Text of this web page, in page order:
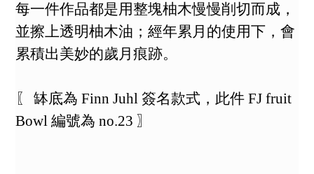
每一件作品都是用整塊柚木慢慢削切而成，
並擦上透明柚木油；經年累月的使用下，會
累積出美妙的歲月痕跡。
〖 缽底為 Finn Juhl 簽名款式，此件 FJ fruit
Bowl 編號為 no.23 〗